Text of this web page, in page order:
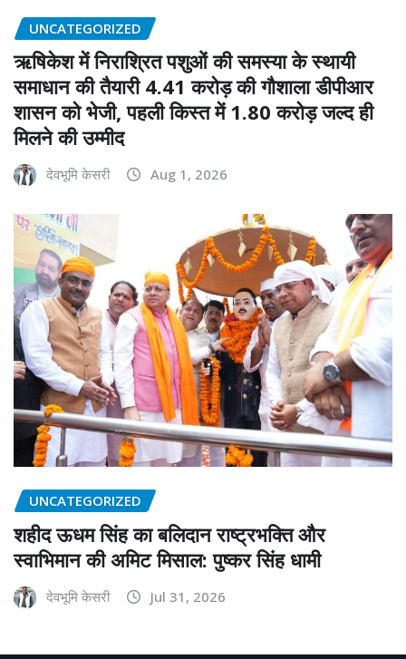
UNCATEGORIZED
ऋषिकेश में निराश्रित पशुओं की समस्या के स्थायी
समाधान की तैयारी 4.41 करोड़ की गौशाला डीपीआर
शासन को भेजी, पहली किस्त में 1.80 करोड़ जल्द ही
मिलने की उम्मीद
देवभूमि केसरी Aug 1, 2026
UNCATEGORIZED
शहीद ऊधम सिंह का बलिदान राष्ट्रभक्ति और
स्वाभिमान की अमिट मिसाल: पुष्कर सिंह धामी
देवभूमि केसरी Jul 31, 2026